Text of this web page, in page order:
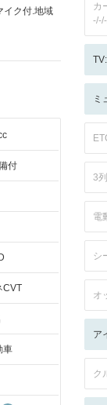
イク付.地域
付
CVT
車
カ
ミ
3
電
シ
オ
ア
ク